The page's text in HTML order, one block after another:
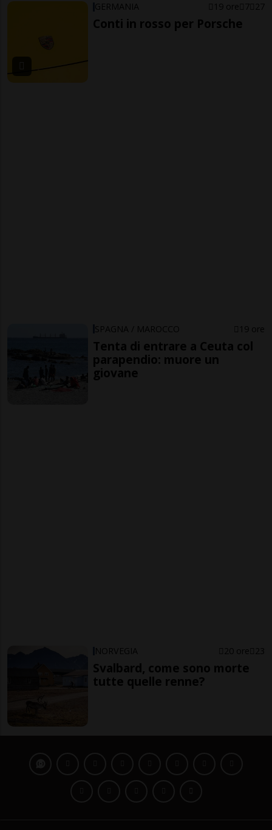
GERMANIA 19 ore 7 27
Conti in rosso per Porsche
SPAGNA / MAROCCO 19 ore
Tenta di entrare a Ceuta col
parapendio: muore un
giovane
NORVEGIA 20 ore 23
Svalbard, come sono morte
tutte quelle renne?